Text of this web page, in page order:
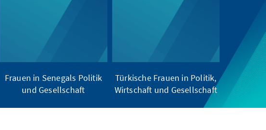
Frauen in Senegals Politik
und Gesellschaft
Türkische Frauen in Politik,
Wirtschaft und Gesellschaft